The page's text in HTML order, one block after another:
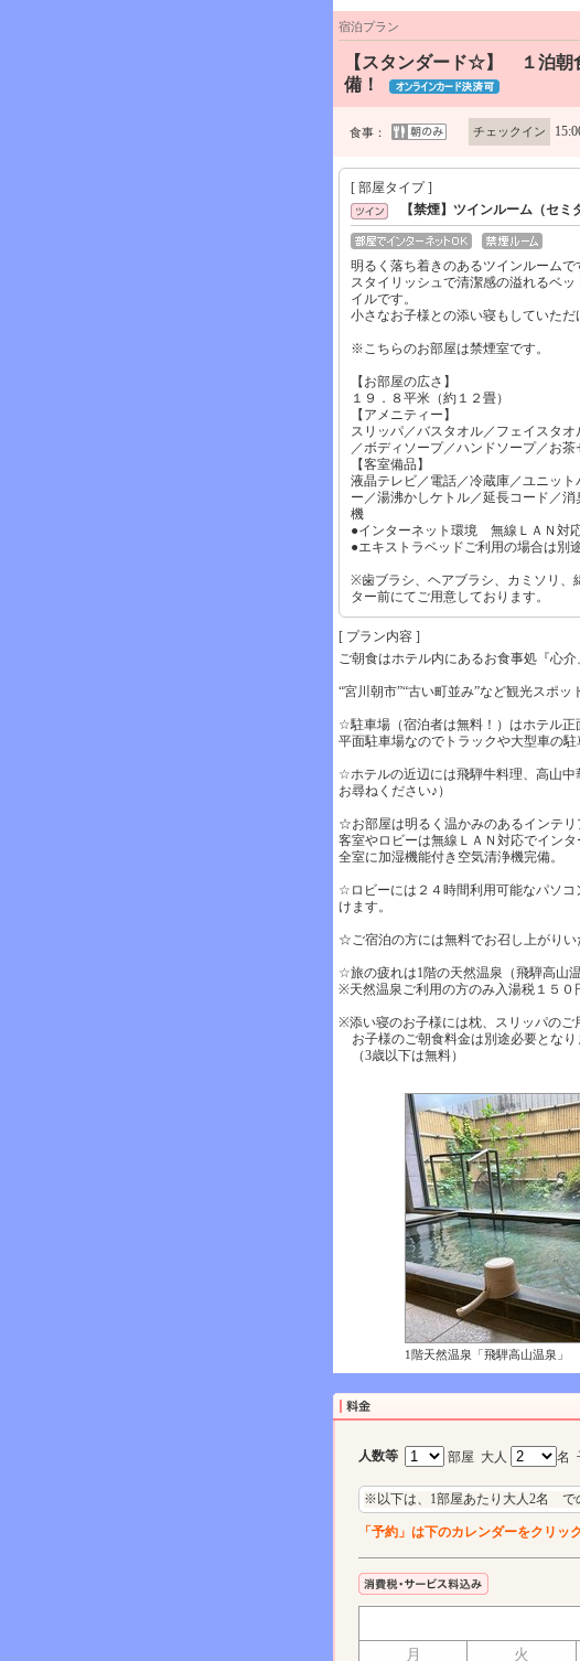
宿泊プラン
【スタンダード☆】 １泊
備！
食事： チェックイン
[ 部屋タイプ ]
【禁煙】ツインルーム（セ
明るく落ち着きのあるツインルームで
スタイリッシュで清潔感の溢れるベ
イルです。
小さなお子様との添い寝もしていただ
※こちらのお部屋は禁煙室です。
【お部屋の広さ】
１９．８平米（約１２畳）
【アメニティー】
スリッパ／バスタオル／フェイスタ
／ボディソープ／ハンドソープ／お茶
【客室備品】
液晶テレビ／電話／冷蔵庫／ユニッ
ー／湯沸かしケトル／延長コード／
機
●インターネット環境 無線ＬＡＮ対
●エキストラベッドご利用の場合は別
※歯ブラシ、ヘアブラシ、カミソリ、
ター前にてご用意しております。
[ プラン内容 ]
ご朝食はホテル内にあるお食事処『心
“宮川朝市”“古い町並み”など観光スポ
☆駐車場（宿泊者は無料！）はホテル正
平面駐車場なのでトラックや大型車の駐
☆ホテルの近辺には飛騨牛料理、高山
お尋ねください♪）
☆お部屋は明るく温かみのあるインテリ
客室やロビーは無線ＬＡＮ対応でインタ
全室に加湿機能付き空気清浄機完備。
☆ロビーには２４時間利用可能なパソ
けます。
☆ご宿泊の方には無料でお召し上がりい
☆旅の疲れは1階の天然温泉（飛騨高山
※天然温泉ご利用の方のみ入湯税１５０
※添い寝のお子様には枕、スリッパのご
お子様のご朝食料金は別途必要となり
（3歳以下は無料）
1階天然温泉「飛騨高山温泉」
人数等 部屋 大人 名
※以下は、1部屋あたり大人2名 で
「予約」は下のカレンダーをクリッ
月 火